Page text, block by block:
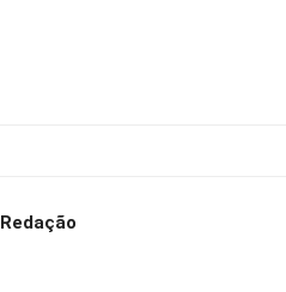
Redação